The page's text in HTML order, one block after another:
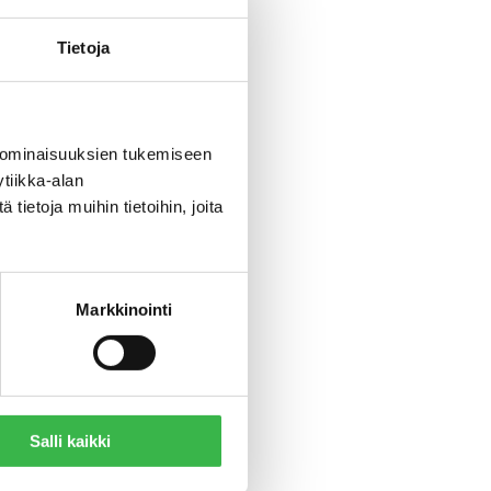
Tietoja
tukemiseen
alan
tietoja muihin tietoihin, joita
Markkinointi
Salli kaikki
on